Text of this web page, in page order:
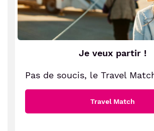
Je veux partir !
Pas de soucis, le Travel
Travel Match